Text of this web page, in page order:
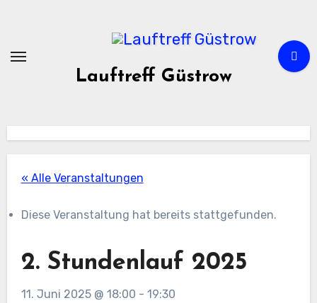
springen
Lauftreff Güstrow
« Alle Veranstaltungen
Diese Veranstaltung hat bereits stattgefunden.
2. Stundenlauf 2025
11. Juni 2025 @ 18:00 - 19:30